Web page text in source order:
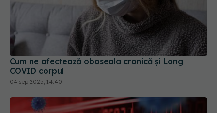
Cum ne afectează oboseala cronică și Long
COVID corpul
04 sep 2025, 14:40